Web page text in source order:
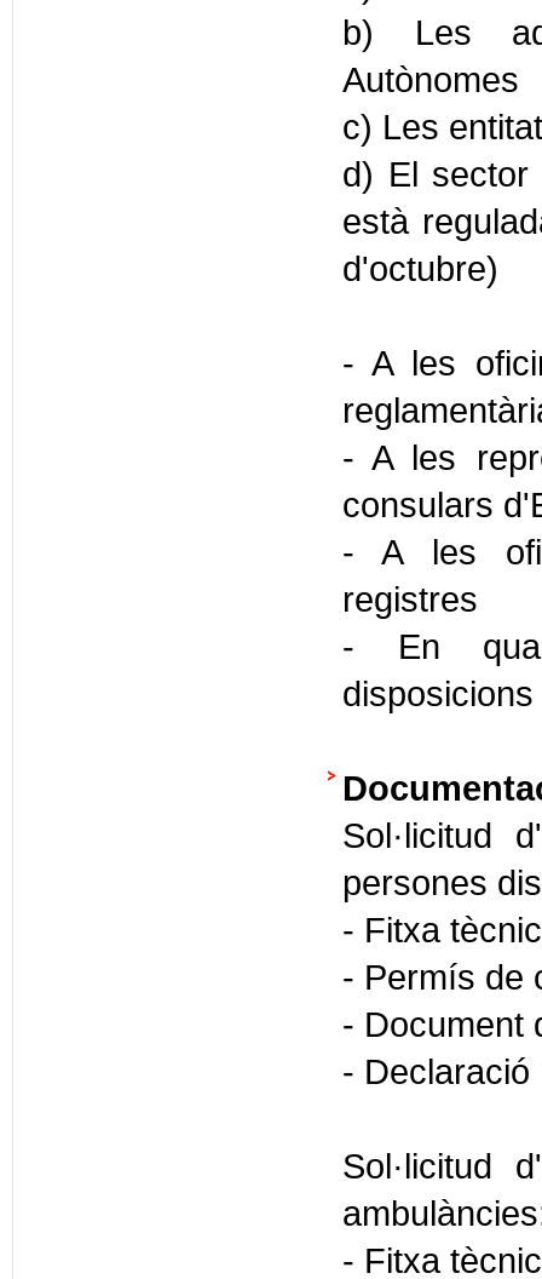
b) Les
Autònomes
c) Les
d) El sector
està
d'octubre)
- A les
- A les
consulars
- A les
registres
- En
Sol·licitud
persones
- Fitxa
- Permís de
- Document
- Declaració
Sol·licitud
- Fitxa